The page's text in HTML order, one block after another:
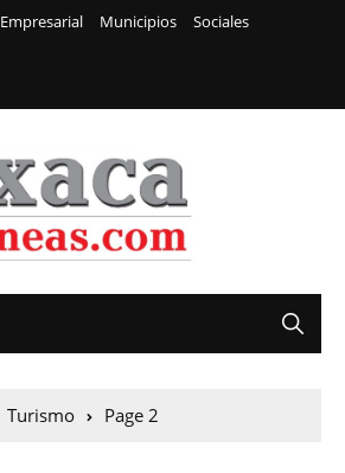
Empresarial Municipios
Sociales
Turismo Page 2